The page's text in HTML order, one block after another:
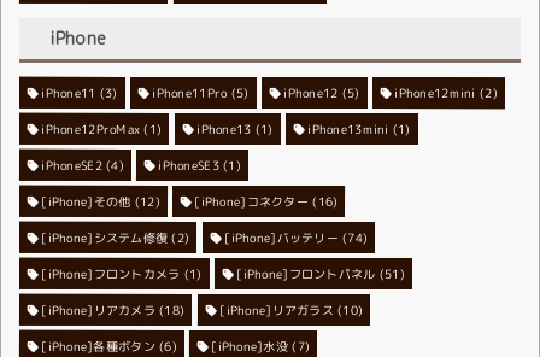
iPhone
iPhone11 (3) iPhone11Pro(5) iPhone12 (5) iPhone12mini (2)
iPhone12ProMax (1) iPhone13 (1) iPhone13mini (1)
iPhoneSE2(4) iPhoneSE3 (1)
[iPhone]その他 (12) [iPhone]コネクター (16)
[iPhone]システム修復 (2) [iPhone]バッテリー (74)
[iPhone]フロントカメラ (1) [iPhone]フロントパネル (51)
[iPhone]リアカメラ (18) [iPhone]リアガラス (10)
[iPhone]各種ボタン (6) [iPhone]水没 (7)